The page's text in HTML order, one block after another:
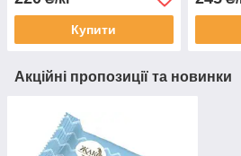
Купити
Акційні пропозиції та новинки